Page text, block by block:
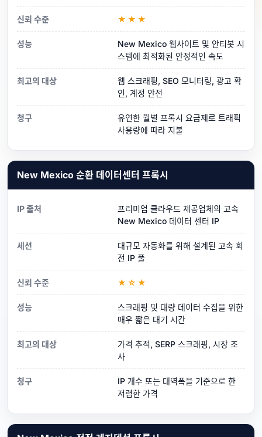
신뢰 수준 ★★★
성능
New Mexico 웹사이트 및 안티봇 시
스템에 최적화된 안정적인 속도
최고의 대상
웹 스크래핑, SEO 모니터링, 광고 확
인, 계정 안전
청구
유연한 월별 프록시 요금제로 트래픽
사용량에 따라 지불
New Mexico 순환 데이터센터 프록시
IP 출처
프리미엄 클라우드 제공업체의 고속
New Mexico 데이터 센터 IP
세션
대규모 자동화를 위해 설계된 고속 회
전 IP 풀
신뢰 수준 ★☆★
성능
스크래핑 및 대량 데이터 수집을 위한
매우 짧은 대기 시간
최고의 대상
가격 추적, SERP 스크래핑, 시장 조
사
청구
IP 개수 또는 대역폭을 기준으로 한
저렴한 가격